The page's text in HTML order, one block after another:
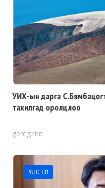
УИХ-ын дарга
тахилгад оролцлоо
gereg.mn
УЛС ТӨР